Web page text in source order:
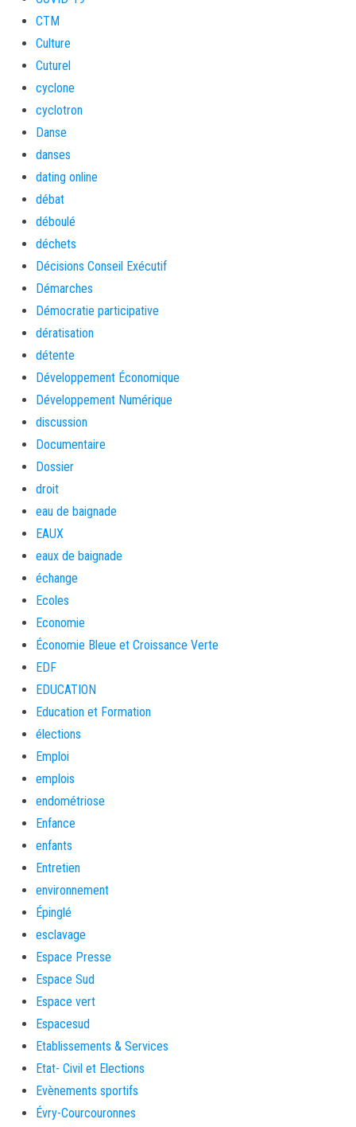
CTM
Culture
Cuturel
cyclone
cyclotron
Danse
danses
dating online
débat
déboulé
déchets
Décisions Conseil Exécutif
Démarches
Démocratie participative
dératisation
détente
Développement Économique
Développement Numérique
discussion
Documentaire
Dossier
droit
eau de baignade
EAUX
eaux de baignade
échange
Ecoles
Economie
Économie Bleue et Croissance Verte
EDF
EDUCATION
Education et Formation
élections
Emploi
emplois
endométriose
Enfance
enfants
Entretien
environnement
Épinglé
esclavage
Espace Presse
Espace Sud
Espace vert
Espacesud
Etablissements & Services
Etat- Civil et Elections
Evènements sportifs
Évry-Courcouronnes